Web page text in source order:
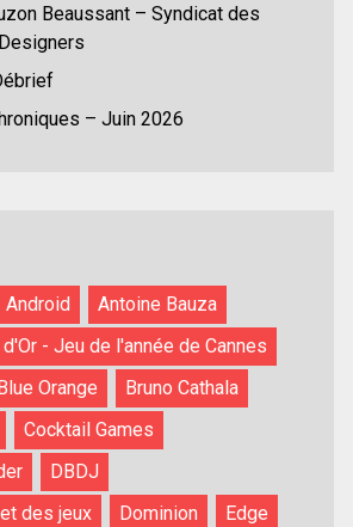
Beaussant – Syndicat des
– Juin 2026
Android
Antoine Bauza
- Jeu de l'année de Cannes
Orange
Bruno Cathala
Cocktail Games
DBDJ
des jeux
Dominion
Edge